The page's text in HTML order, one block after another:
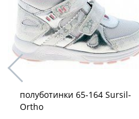
полуботинки 65-164 Sursil-
Ortho